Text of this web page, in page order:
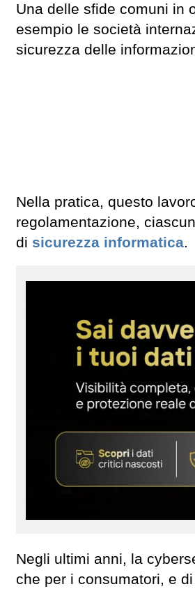
Una delle sfide comuni in
esempio le società
sicurezza delle
Nella pratica, questo
regolamentazione,
di sicurezza informatica.
Negli ultimi anni, la
che per i consumatori, e